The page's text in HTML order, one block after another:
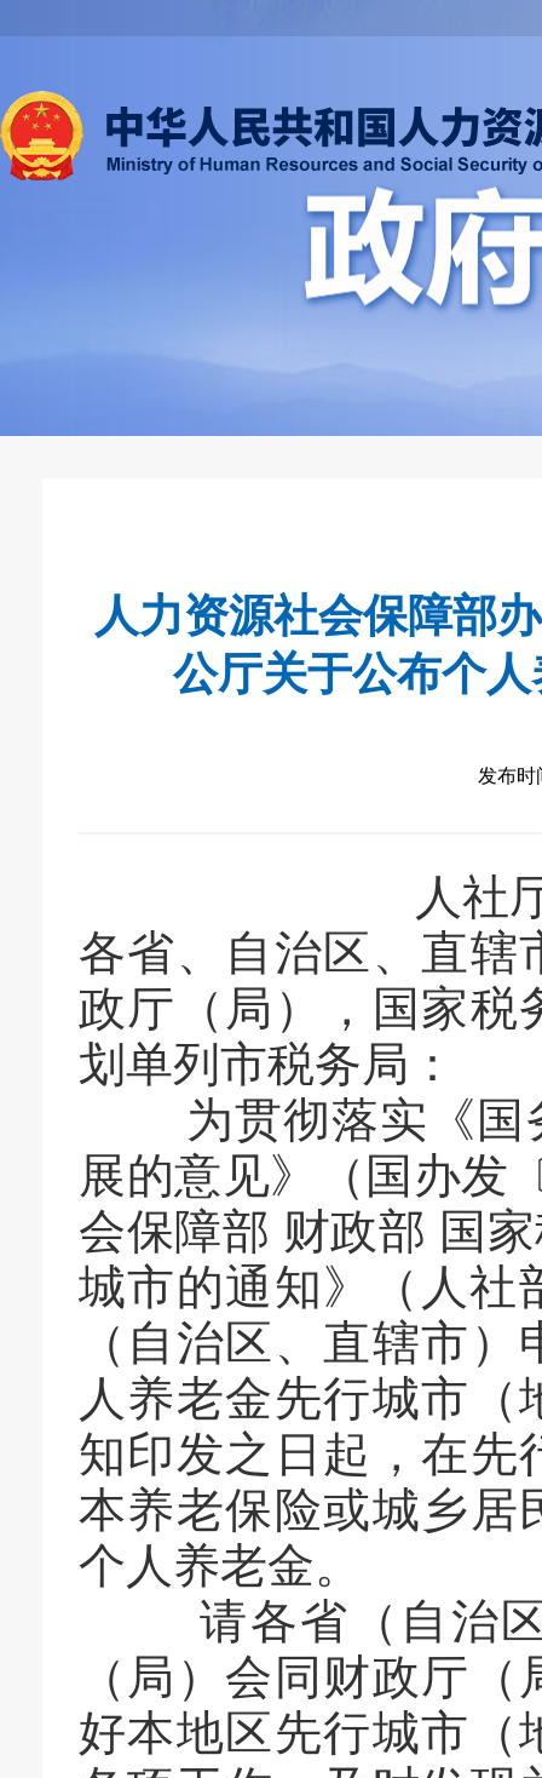
人力资源社会保障部
公厅关于公布个
发布时
人社
各省、自治区、直辖
政厅（局）
，国家
划单列市税务局：
为贯彻落实《国务
展的意见》（ 国办发
会保障部 财政部 国
城市的通知》（人社
（自治区、直辖市
人养老金先行城市
知印发之日起，在先
本养老保险或城乡居
个人养老金。
请各省（自治区
（局）会同财政厅
好本地区先行城市（